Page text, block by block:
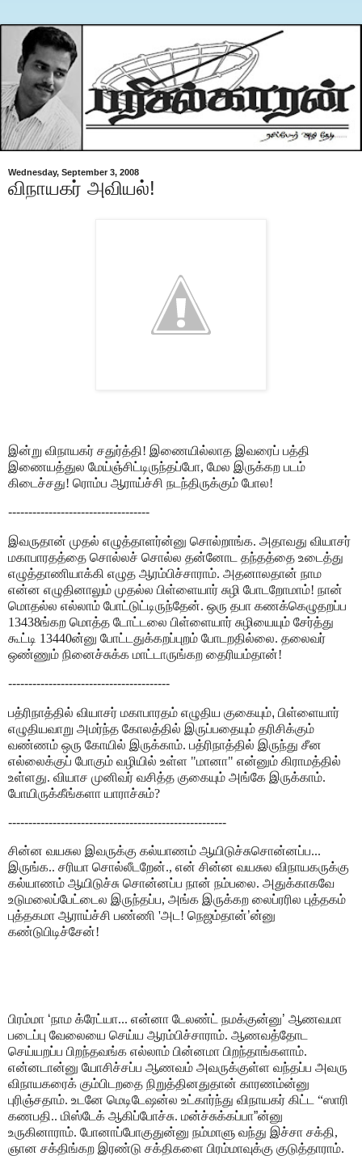
Wednesday, September 3, 2008
விநாயகர் அவியல்!
இன்று விநாயகர் சதுர்த்தி! இணையில்லாத இவரைப் பத்தி
இணையத்துல மேய்ஞ்சிட்டிருந்தப்போ, மேல இருக்கற படம்
கிடைச்சது! ரொம்ப ஆராய்ச்சி நடந்திருக்கும் போல!
-----------------------------------
இவருதான் முதல் எழுத்தாளர்ன்னு சொல்றாங்க. அதாவது வியாசர்
மகாபாரதத்தை சொல்லச் சொல்ல தன்னோட தந்தத்தை உடைத்து
எழுத்தாணியாக்கி எழுத ஆரம்பிச்சாராம். அதனாலதான் நாம
என்ன எழுதினாலும் முதல்ல பிள்ளையார் சுழி போடறோமாம்! நான்
மொதல்ல எல்லாம் போட்டுட்டிருந்தேன். ஒரு தபா கணக்கெழுதறப்ப
13438ங்கற மொத்த டோட்டலை பிள்ளையார் சுழியையும் சேர்த்து
கூட்டி 13440ன்னு போட்டதுக்கறப்புறம் போடறதில்லை. தலைவர்
ஒண்ணும் நினைச்சுக்க மாட்டாருங்கற தைரியம்தான்!
----------------------------------------
பத்ரிநாத்தில் வியாசர் மகாபாரதம் எழுதிய குகையும், பிள்ளையார்
எழுதியவாறு அமர்ந்த கோலத்தில் இருப்பதையும் தரிசிக்கும்
வண்ணம் ஒரு கோயில் இருக்காம். பத்ரிநாத்தில் இருந்து சீன
எல்லைக்குப் போகும் வழியில் உள்ள "மானா" என்னும் கிராமத்தில்
உள்ளது. வியாச முனிவர் வசித்த குகையும் அங்கே இருக்காம்.
போயிருக்கீங்களா யாராச்சும்?
------------------------------------------------------
சின்ன வயசுல இவருக்கு கல்யாணம் ஆயிடுச்சுசொன்னப்ப...
இருங்க.. சரியா சொல்லீடறேன்., என் சின்ன வயசுல விநாயகருக்கு
கல்யாணம் ஆயிடுச்சு சொன்னப்ப நான் நம்பலை. அதுக்காகவே
உடுமலைப்பேட்டைல இருந்தப்ப, அங்க இருக்கற லைப்ரரில புத்தகம்
புத்தகமா ஆராய்ச்சி பண்ணி 'அட! நெஜம்தான்’ன்னு
கண்டுபிடிச்சேன்!
பிரம்மா ‘நாம க்ரேட்யா... என்னா டேலண்ட் நமக்குன்னு’ ஆணவமா
படைப்பு வேலையை செய்ய ஆரம்பிச்சாராம். ஆணவத்தோட
செய்யறப்ப பிறந்தவங்க எல்லாம் பின்னமா பிறந்தாங்களாம்.
என்னடான்னு யோசிச்சப்ப ஆணவம் அவருக்குள்ள வந்தப்ப அவரு
விநாயகரைக் கும்பிடறதை நிறுத்தினதுதான் காரணம்ன்னு
புரிஞ்சதாம். உடனே மெடிடேஷன்ல உட்கார்ந்து விநாயகர் கிட்ட “ஸாரி
கணபதி.. மிஸ்டேக் ஆகிப்போச்சு. மன்ச்சுக்கப்பா”ன்னு
உருகினாராம். போனாப்போகுதுன்னு நம்மாளு வந்து இச்சா சக்தி,
ஞான சக்திங்கற இரண்டு சக்திகளை பிரம்மாவுக்கு குடுத்தாராம்.